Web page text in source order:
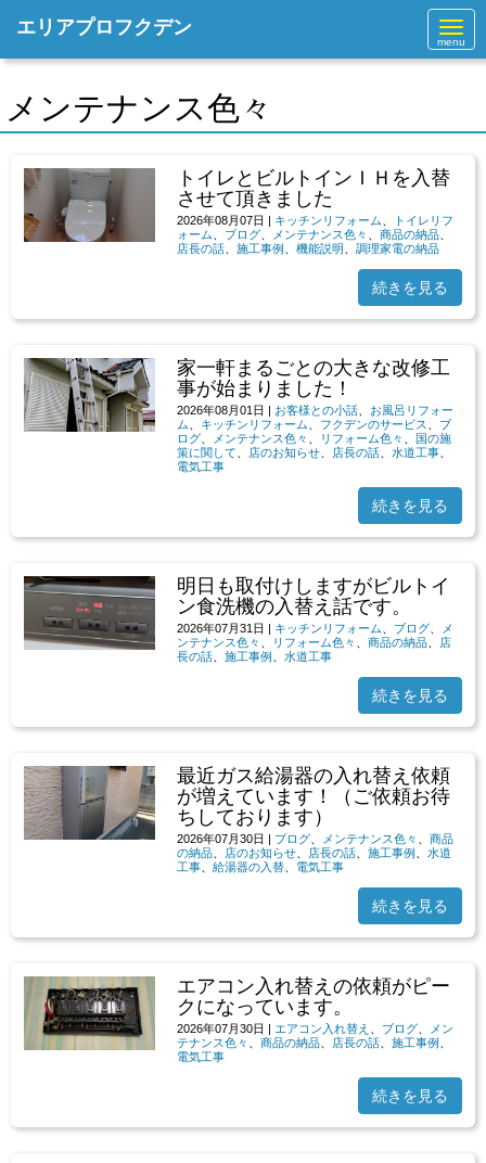
N
a
v
t
エリアプロフクデン
メンテナンス色々
トイレとビルトインＩＨを入替
させて頂きました
2026年08月07日 | キッチンリフォーム
トイレリフ
ォーム
ブログ メンテナンス色々 、商品の納品
店長の話 、施工事例 、機能説明 、調理家電の納品
続きを見る
家一軒まるごとの大きな改修工
事が始まりました！
2026年08月01日 | お客様との小話
お風呂リフォー
ム
キッチンリフォーム フクデンのサービス
ブ
ログ
メンテナンス色々 リフォーム色々
国の施
策に関して
店のお知らせ 店長の話 、水道工事
電気工事
続きを見る
明日も取付けしますがビルトイ
ン食洗機の入替え話です。
2026年07月31日 | キッチンリフォーム ブログ
メ
ンテナンス色々
リフォーム色々 、商品の納品
店
長の話 、施工事例 、水道工事
続きを見る
最近ガス給湯器の入れ替え依頼
が増えています！（ご依頼お待
ちしております）
2026年07月30日 | ブログ メンテナンス色々 、商品
の納品
店のお知らせ 店長の話 、施工事例 、水道
工事 、給湯器の入替 電気工事
続きを見る
エアコン入れ替えの依頼がピー
クになっています。
2026年07月30日 | エアコン入れ替え ブログ
メン
テナンス色々
、商品の納品 店長の話 、施工事例
電気工事
続きを見る